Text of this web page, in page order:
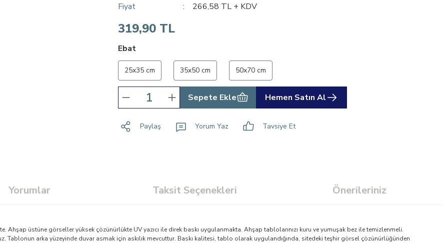
Fiyat
266,58 TL + KDV
319,90 TL
Ebat
25x35 cm 35x50 cm 50x70 cm
Sepete Ekle Hemen Satın Al
Paylaş Yorum Yaz Tavsiye Et
Yorumlar Taksit Seçenekleri Önerileriniz
üstüne görseller yüksek çözünürlükte UV yazıcı ile direk baskı uygulanmakta. Ahşap tablolarınızı kuru ve yumuşak bez ile temizlenmeli.
Tablonun arka yüzeyinde duvar asmak için askılık mevcuttur. Baskı kalitesi, tablo olarak uygulandığında, sitedeki teşhir görsel çözünürlüğünden